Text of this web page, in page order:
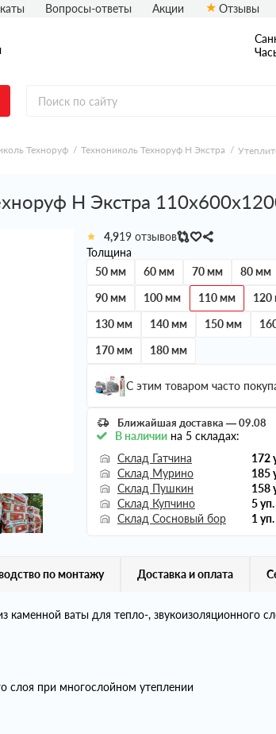
Вопросы-ответы Акции Отзывы
Техноруф Технониколь Техноруф Н Экстра
Н Экстра
4,9
19 отзывов
Толщина
50 мм
60 мм 70 мм
80 мм
90 мм
100 мм 110 мм
120
130 мм
140 мм 150 мм
170 мм
180 мм
С этим товаром часто
Ближайшая доставка — 09.08
В наличиина 5 складах:
Склад Гатчина
172
Склад Мурино
185
Склад Пушкин
158
Склад Купчино
5 уп.
Склад Сосновый бор
1 уп.
по монтажу Доставка и оплата
ваты для тепло-, звукоизоляционного
слоя при многослойном утеплении